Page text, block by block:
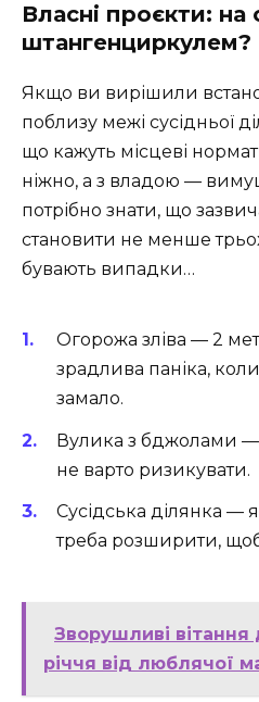
Власні проєкти: на
штангенциркулем?
Якщо ви вирішили
поблизу межі сусідньої
що кажуть місцеві
ніжно, а з владою —
потрібно знати, що
становити не менше
бувають випадки…
Огорожа зліва — 2
зрадлива паніка,
замало.
Вулика з бджолами —
не варто ризикувати.
Сусідська ділянка —
треба розширити,
Зворушливі
річчя від люблячої